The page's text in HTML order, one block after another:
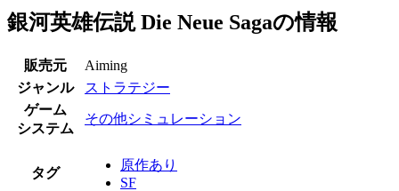
銀河英雄伝説 Die Neue Sagaの情報
販売元
Aiming
ジャンル
ストラテジー
ゲーム
システム
その他シミュレーション
タグ
原作あり
SF